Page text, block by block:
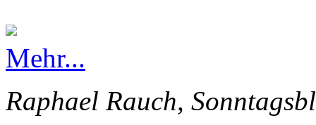
Mehr...
Raphael Rauch,